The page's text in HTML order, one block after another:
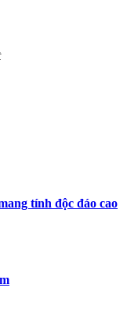
tính độc đáo cao